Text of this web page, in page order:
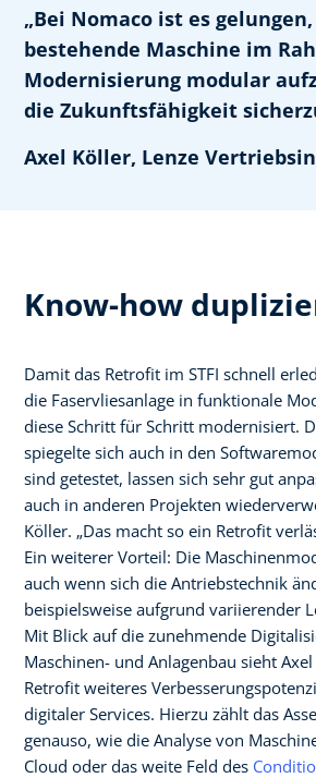
„Bei Nomaco ist es
bestehende Maschine im
Modernisierung modular
die Zukunftsfähigkeit
Axel Köller, Lenze
Know-how
Damit das Retrofit im STFI schnell
die Faservliesanlage in funktionale
diese Schritt für Schritt modernisiert.
spiegelte sich auch in den
sind getestet, lassen sich sehr gut
auch in anderen Projekten
Köller. „Das macht so ein Retrofit
Ein weiterer Vorteil: Die
auch wenn sich die Antriebstechnik
beispielsweise aufgrund variierender
Mit Blick auf die zunehmende
Maschinen- und Anlagenbau sieht
Retrofit weiteres
digitaler Services. Hierzu zählt das
genauso, wie die Analyse von
Cloud oder das weite Feld des